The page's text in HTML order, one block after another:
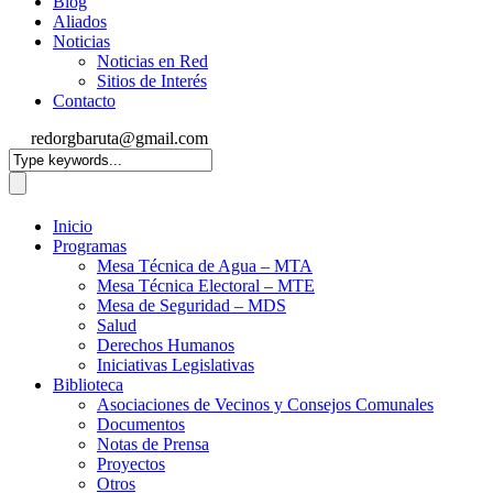
Aliados
Noticias
Noticias en Red
Sitios de Interés
Contacto
redorgbaruta@gmail.com
Inicio
Programas
Mesa Técnica de Agua – MTA
Mesa Técnica Electoral – MTE
Mesa de Seguridad – MDS
Salud
Derechos Humanos
Iniciativas Legislativas
Biblioteca
Asociaciones de Vecinos y Consejos Comunales
Documentos
Notas de Prensa
Proyectos
Otros